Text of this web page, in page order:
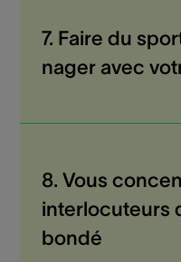
7. Faire du
nager avec
8. Vous
interlocuteurs
bondé